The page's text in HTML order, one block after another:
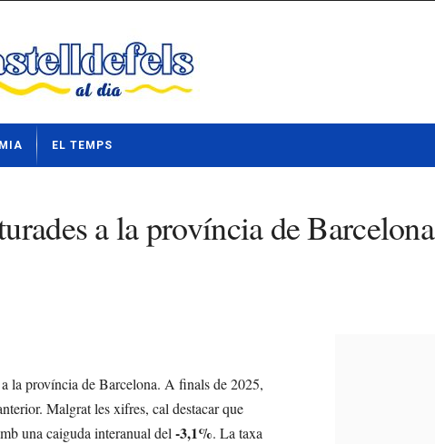
EL TEMPS
a la província de Barcelona
a la província de Barcelona. A finals de 2025,
Malgrat les xifres, cal destacar que
una caiguda interanual del -3,1%. La taxa